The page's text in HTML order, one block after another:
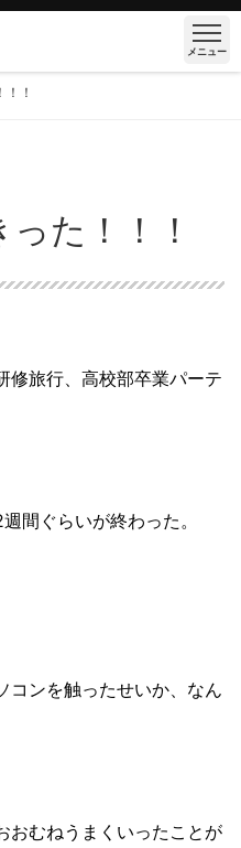
メニュー
！
た！！！
修旅行、高校部卒業パーテ
間ぐらいが終わった。
コンを触ったせいか、なん
おむねうまくいったことが